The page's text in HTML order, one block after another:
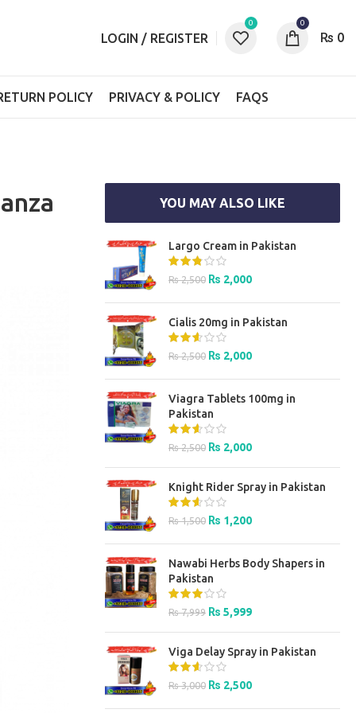
LOGIN / REGISTER
0 0
₨ 0
POLICY PRIVACY & POLICY FAQS
YOU MAY ALSO LIKE
Largo Cream in Pakistan
₨2,500 Original
₨ 2,500.
₨ 2,000Current
₨ 2,000.
Cialis 20mg in Pakistan
₨2,500 Original
₨ 2,500.
₨ 2,000Current
₨ 2,000.
Viagra Tablets 100mg in
Pakistan
₨2,500 Original
₨ 2,500.
₨ 2,000Current
₨ 2,000.
Knight Rider Spray in Pakistan
₨1,500 Original
₨ 1,500.
₨ 1,200Current
₨ 1,200.
Nawabi Herbs Body Shapers in
Pakistan
₨7,999 Original
₨ 7,999.
₨ 5,999Current
₨ 5,999.
Viga Delay Spray in Pakistan
₨3,000 Original
₨ 2,500Current